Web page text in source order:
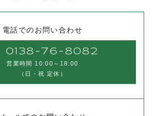
電話でのお問い合わせ
0138-76-8082
営業時間 10:00～18:00
（日・祝 定休）